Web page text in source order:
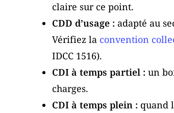
claire sur ce point.
CDD d’usage : adapté au
Vérifiez la convention
IDCC 1516).
CDI à temps partiel : un
charges.
CDI à temps plein : quand